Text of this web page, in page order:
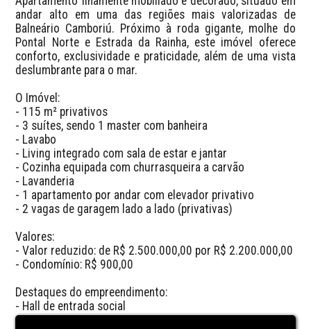
andar alto em uma das regiões mais valorizadas de
Balneário Camboriú. Próximo à roda gigante, molhe do
Pontal Norte e Estrada da Rainha, este imóvel oferece
conforto, exclusividade e praticidade, além de uma vista
deslumbrante para o mar.
O Imóvel:
- 115 m² privativos
- 3 suítes, sendo 1 master com banheira
- Lavabo
- Living integrado com sala de estar e jantar
- Cozinha equipada com churrasqueira a carvão
- Lavanderia
- 1 apartamento por andar com elevador privativo
- 2 vagas de garagem lado a lado (privativas)
Valores:
- Valor reduzido: de R$ 2.500.000,00 por R$ 2.200.000,00
- Condomínio: R$ 900,00
Destaques do empreendimento:
- Hall de entrada social
- Piscina